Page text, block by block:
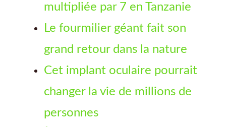
multipliée par 7 en Tanzanie
Le fourmilier géant fait son
grand retour dans la nature
Cet implant oculaire pourrait
changer la vie de millions de
personnes